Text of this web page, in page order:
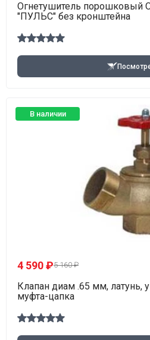
Огнетушитель порошковый
"ПУЛЬС" без кронштейна
В наличии
4 590 ₽5 160 ₽
Клапан диам .65 мм, латунь,
муфта-цапка